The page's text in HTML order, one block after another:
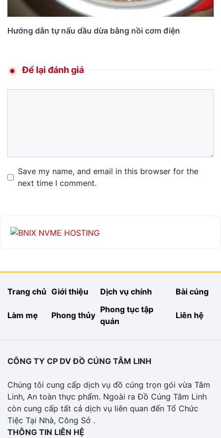
Hướng dẫn tự nấu dầu dừa bằng nồi cơm điện
Để lại đánh giá
Name
Email
Website
Save my name, and email in this browser for the
next time I comment.
Trang chủ Giới thiệu Dịch vụ chính Bài cúng
Làm mẹ Phong thủy
Phong tục tập
quán
Liên hệ
CÔNG TY CP DV ĐỒ CÚNG TÂM LINH
Chúng tôi cung cấp dịch vụ đồ cúng trọn gói vừa Tâm
Linh, An toàn thực phẩm. Ngoài ra Đồ Cúng Tâm Linh
còn cung cấp tất cả dịch vụ liên quan đến Tổ Chức
Tiệc Tại Nhà, Công Sở .
THÔNG TIN LIÊN HỆ